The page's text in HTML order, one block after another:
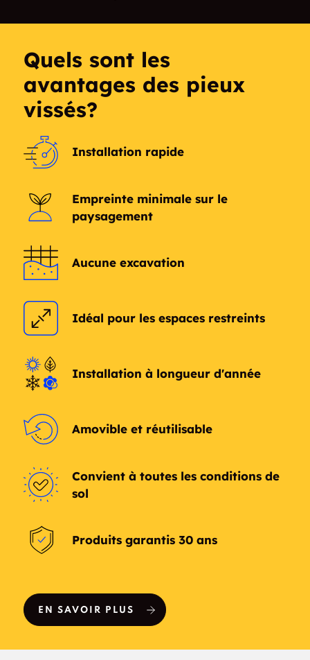
Howick Pointe-Fortune
Quels sont les
avantages des pieux
vissés?
Installation rapide
Empreinte minimale sur le
paysagement
Aucune excavation
Idéal pour les espaces restreints
Installation à longueur d'année
Amovible et réutilisable
Convient à toutes les conditions de
sol
Produits garantis 30 ans
EN SAVOIR PLUS